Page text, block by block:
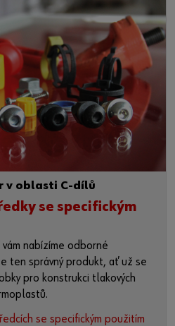
v oblasti C-dílů
se specifickým
nabízíme odborné
ten správný produkt, ať už se
pro konstrukci tlakových
se specifickým použitím